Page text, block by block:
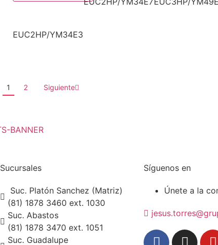
EUC2HP/YM34E3
1 2 Siguiente
Sucursales
Suc. Platón Sanchez (Matriz)
(81) 1878 3460 ext. 1030
Suc. Abastos
(81) 1878 3470 ext. 1051
Suc. Guadalupe
Síguenos en
Únete a la